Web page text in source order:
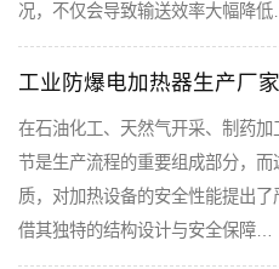
况，不仅会导致输送效率大幅降低…
工业防爆电加热器生产厂家
在石油化工、天然气开采、制药
节是生产流程的重要组成部分，
质，对加热设备的安全性能提出
借其独特的结构设计与安全保障…